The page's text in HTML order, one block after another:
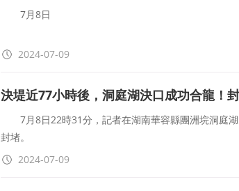
7月8日
甘肅省文物局網站發布通知
直屬事業單位校園招聘面試成績
其中
2024-07-09
決堤近77小時後，洞庭湖決口成功合龍！
7月8日22時31分，記者在湖南華容縣團洲垸洞庭湖
封堵。
2024-07-09